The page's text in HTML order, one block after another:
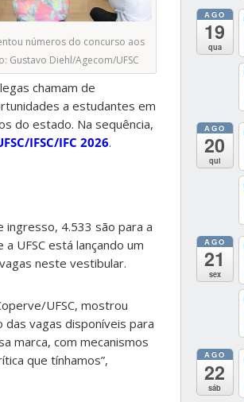
números do concurso aos
Gustavo Diehl/Agecom/UFSC
chamam de
a estudantes em
do estado. Na sequência,
IFSC/IFC 2026.
4.533 são para a
UFSC está lançando um
neste vestibular.
UFSC, mostrou
vagas disponíveis para
marca, com mecanismos
que tínhamos”,
AGO
19
qua
AGO
20
qui
AGO
21
sex
AGO
22
sáb